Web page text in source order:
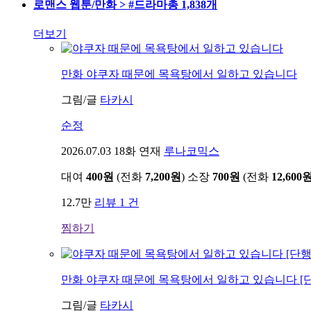
로맨스 웹툰/만화 > #드라마총 1,838개
더보기
만화 야쿠자 때문에 목욕탕에서 일하고 있습니다
그림/글 타카시
순정
2026.07.03 18화 연재 루나코믹스
대여 400원 (전화 7,200원) 소장 700원 (전화 12,600원
12.7만 리뷰 1 건
찜하기
만화 야쿠자 때문에 목욕탕에서 일하고 있습니다 [
그림/글 타카시